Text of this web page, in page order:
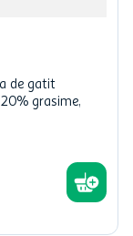
de gatit
grasime,